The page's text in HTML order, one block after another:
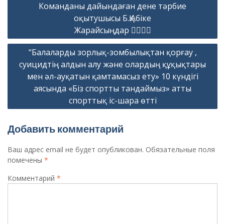
Команданы дайындаған дене тәрбие
оқытушысы Б.Қ.Абіке
Жарайсыңдар ✊🏻✊🏻
“Балаларды зорлық-зомбылықтан қорғау ,
суицидтің алдын алу және олардың құқықтары
мен әл-ауқатын қамтамасыз ету» 10 күндігі
аясында «Біз спортты тандаймыз» атты
спорттық іс-шара өтті
Добавить комментарий
Ваш адрес email не будет опубликован. Обязательные поля
помечены *
Комментарий *